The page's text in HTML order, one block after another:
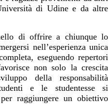
di Udine e da altre
di offrire a chiunque lo
nell’esperienza unica
eseguendo repertori
non solo la crescita
della responsabilità
e le studentesse si
raggiungere un obiettivo